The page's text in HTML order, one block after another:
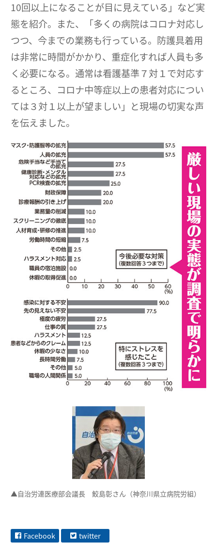
10回以上になることが目に見えている」など実
態を紹介。また、「多くの病院はコロナ対応し
つつ、今までの業務も行っている。防護具着用
は非常に時間がかかり、重症化すれば人員も多
く必要になる。通常は看護基準７対１で対応す
るところ、コロナ中等症以上の患者対応につい
ては３対１以上が望ましい」と現場の切実な声
を伝えました。
▲自治労連医療部会議長 鮫島彰さん（神奈川県立病院労組）
Facebook twitter